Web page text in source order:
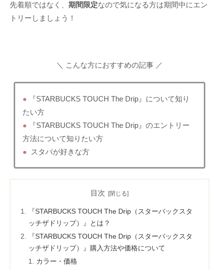
先着順ではなく、 期間限定なので気になる方は期間中にエン
トリーしましょう！
＼ こんな方におすすめの記事 ／
● 『STARBUCKS TOUCH The Drip』について知り
たい方
● 『STARBUCKS TOUCH The Drip』のエントリー
方法について知りたい方
● スタバが好きな方
目次
『STARBUCKS TOUCH The Drip（スターバックスタ
ッチザドリップ）』とは？
『STARBUCKS TOUCH The Drip（スターバックスタ
ッチザドリップ）』購入方法や価格について
カラー・価格